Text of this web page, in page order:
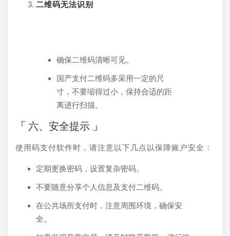
二维码无法识别
确保二维码清晰可见。
国产支付二维码多采用一定的尺
寸，不要缩得过小，保持合适的距
离进行扫描。
六、安全提示
使用码支付软件时，请注意以下几点以保障账户安全：
定期更换密码，设置复杂密码。
不要随意分享个人信息及支付二维码。
在公共场所支付时，注意周围环境，确保安
全。